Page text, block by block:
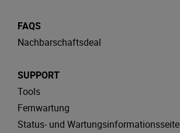
FAQS
Nachbarschaftsdeal
SUPPORT
Tools
Fernwartung
Status- und Wartungsinformationsseite